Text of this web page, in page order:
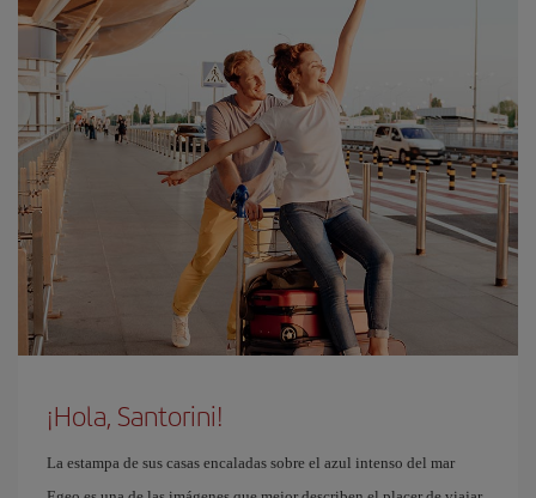
¡Hola, Santorini!
La estampa de sus casas encaladas sobre el azul intenso del mar